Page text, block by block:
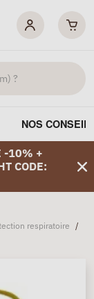
NOS
-10% +
CODE:
respiratoire /